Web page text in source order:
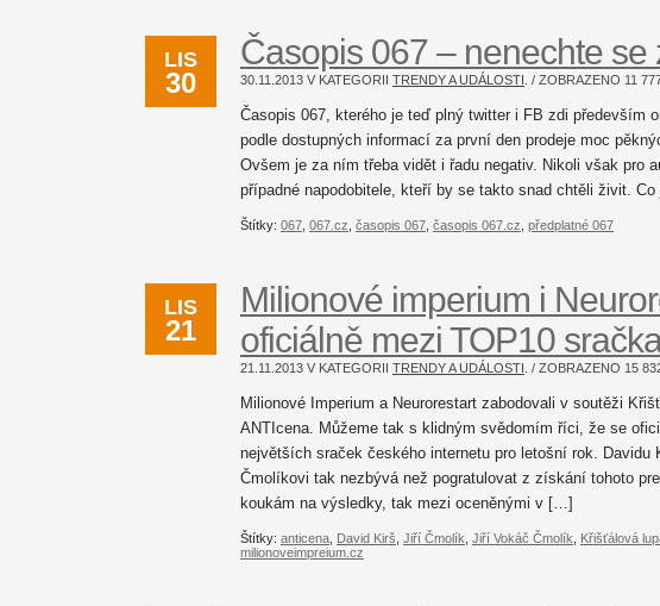
LIS
30
Časopis 067 – nenechte se
30.11.2013 V KATEGORII TRENDY A UDÁLOSTI . / ZOBRAZENO 11
Časopis 067, kterého je teď plný twitter i FB zdi především
podle dostupných informací za první den prodeje moc
Ovšem je za ním třeba vidět i řadu negativ. Nikoli však pro
případné napodobitele, kteří by se takto snad chtěli živit.
Štítky: 067, 067.cz, časopis 067, časopis 067.cz, předplatné 067
LIS
21
Milionové imperium i
oficiálně mezi TOP10
21.11.2013 V KATEGORII TRENDY A UDÁLOSTI . / ZOBRAZENO 15
Milionové Imperium a Neurorestart zabodovali v soutěži
ANTIcena. Můžeme tak s klidným svědomím říci, že se
největších sraček českého internetu pro letošní rok. Davidu
Čmolíkovi tak nezbývá než pogratulovat z získání tohoto
koukám na výsledky, tak mezi oceněnými v […]
Štítky: anticena, David Kirš, Jiří Čmolík, Jiří Vokáč Čmolík, Křišťálová
milionoveimpreium.cz